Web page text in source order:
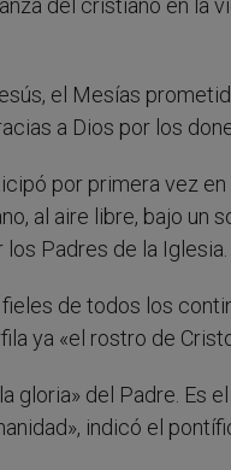
del cristiano en la
el Mesías
a Dios por los
por primera vez
al aire libre, bajo un
los Padres de la Iglesia.
de todos los
ya «el rostro de
gloria» del Padre. Es
indicó el